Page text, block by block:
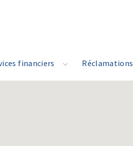
financiers Réclamations